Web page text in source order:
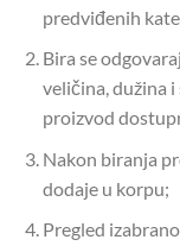
predviđenih
Bira se
veličina, dužina
proizvod
Nakon biranja
dodaje u korpu;
Pregled